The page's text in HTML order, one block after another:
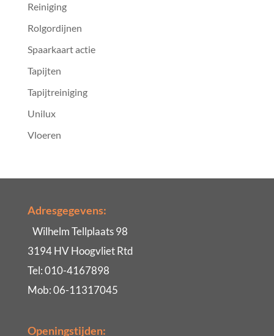
Reiniging
Rolgordijnen
Spaarkaart actie
Tapijten
Tapijtreiniging
Unilux
Vloeren
Adresgegevens:
Wilhelm Tellplaats 98
3194 HV Hoogvliet Rtd
Tel: 010-4167898
Mob: 06-11317045
Openingstijden: